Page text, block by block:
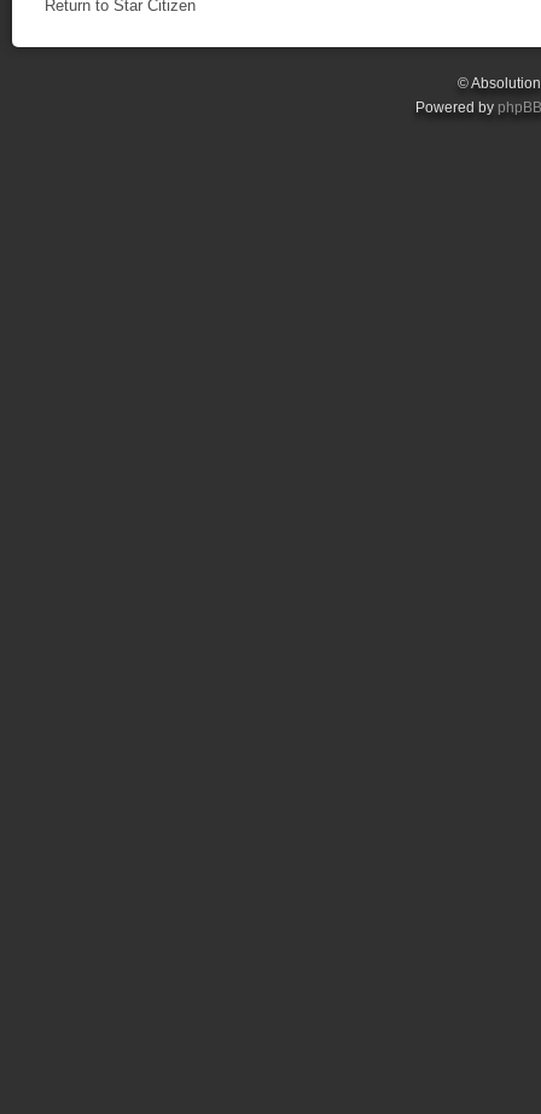
Return to Star Citizen
©
Powered by phpBB